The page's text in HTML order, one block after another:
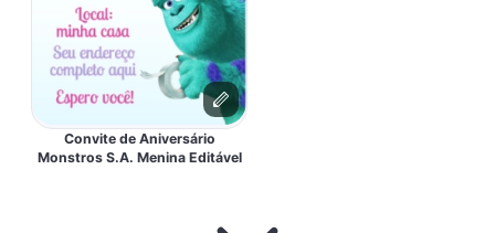
Convite de Aniversário
Monstros S.A. Menina Editável